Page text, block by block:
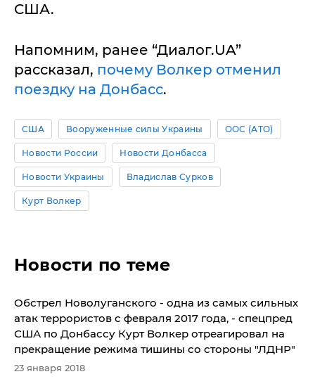
США.
Напомним, ранее “Диалог.UA”
рассказал, почему Волкер отменил
поездку на Донбасс.
США Вооруженные силы Украины ООС (АТО)
Новости России Новости Донбасса
Новости Украины Владислав Сурков
Курт Волкер
Новости по теме
Обстрел Новолуганского - одна из самых сильных
атак террористов с февраля 2017 года, - спецпред
США по Донбассу Курт Волкер отреагировал на
прекращение режима тишины со стороны "ЛДНР"
23 января 2018